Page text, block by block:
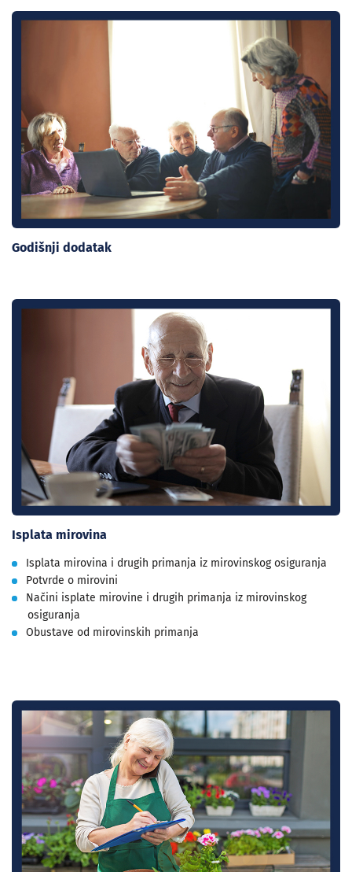
Godišnji dodatak
Isplata mirovina
Isplata mirovina i drugih primanja iz mirovinskog osiguranja
Potvrde o mirovini
Načini isplate mirovine i drugih primanja iz mirovinskog
osiguranja
Obustave od mirovinskih primanja